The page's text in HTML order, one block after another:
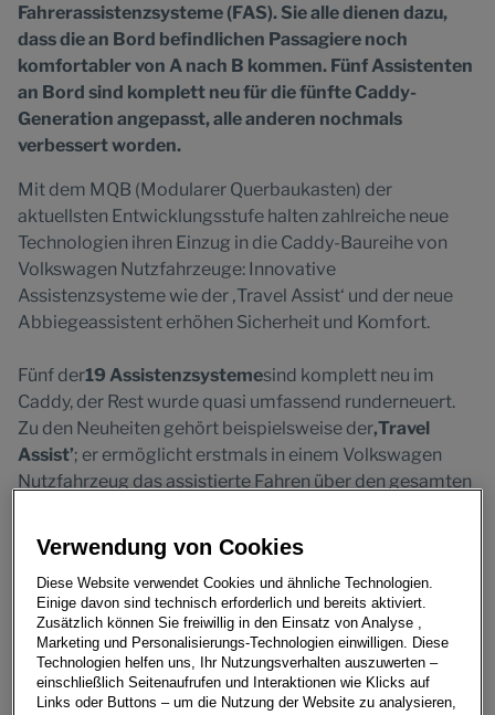
Fahrerassistenzsysteme (FAS). Sie alle dienen dazu,
dass die an Bord befindlichen Passagiere noch
komfortabler von A nach B kommen. Fünf Assistenten
an Bord sind komplett neu für die fünfte Caddy-
Generation angepasst, alle anderen nochmals
verbessert worden.
Mit dem MQB (Modularer Querbaukasten) der
aktuellsten Entwicklungsstufe halten zahlreiche neue
Technologien ihren Einzug in die Caddy-Baureihe von
Volkswagen Nutzfahrzeuge: Innovative
Assistenzsysteme wie der ‚Travel Assist‘ und der neue
Abbiegeassistent erhöhen Sicherheit und Komfort.
Fünf der19 Assistenzsystemesind komplett neu im
Caddy, der Rest wurde quasi umfassend runderneuert.
Zu den Neuheiten gehört beispielsweise der‚Travel
Assist’; er ermöglicht erstmals in einem Volkswagen
Nutzfahrzeug das assistierte Fahren über den gesamten
Novum in einem Nutzfahrzeug. Ziel ist dabei eine
automatisierte Fahrzeugführung auf sogenanntem
„Level 2“ – und zwar über den gesamten
Fahrgeschwindigkeitsbereich von 0 bis 210 km/h. Das
bedeutet eine Überwachung der Fahrsituation und die
assistierte Längs- und Querführung des Fahrzeuges mit
optimierter Umfeld-Visualisierung und Lenk-
Verwendung von Cookies
Diese Website verwendet Cookies und ähnliche Technologien.
Einige davon sind technisch erforderlich und bereits aktiviert.
Zusätzlich können Sie freiwillig in den Einsatz von Analyse ,
Marketing und Personalisierungs-Technologien einwilligen. Diese
Technologien helfen uns, Ihr Nutzungsverhalten auszuwerten –
einschließlich Seitenaufrufen und Interaktionen wie Klicks auf
Links oder Buttons – um die Nutzung der Website zu analysieren,